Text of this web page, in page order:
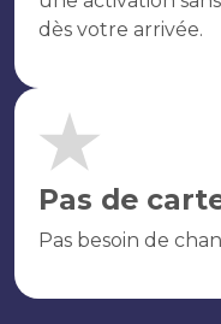
dès votre arrivée.
Pas de
Pas besoin de